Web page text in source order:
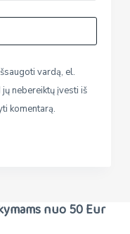
vardą, el.
nebereiktų įvesti iš
komentarą.
nuo 50 Eur